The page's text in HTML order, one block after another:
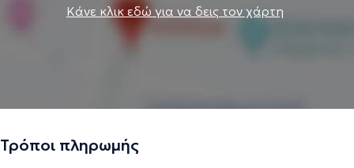
Κάνε κλικ εδώ για να δεις τον χάρτη
Τρόποι πληρωμής